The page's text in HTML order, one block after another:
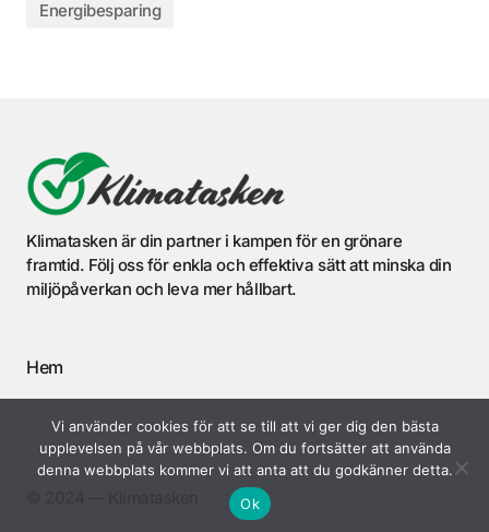
Energibesparing
Klimatasken är din partner i kampen för en grönare
framtid. Följ oss för enkla och effektiva sätt att minska din
miljöpåverkan och leva mer hållbart.
Hem
Vi använder cookies för att se till att vi ger dig den bästa
upplevelsen på vår webbplats. Om du fortsätter att använda
denna webbplats kommer vi att anta att du godkänner detta.
Ok